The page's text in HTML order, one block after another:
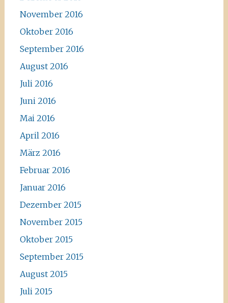
November 2016
Oktober 2016
September 2016
August 2016
Juli 2016
Juni 2016
Mai 2016
April 2016
März 2016
Februar 2016
Januar 2016
Dezember 2015
November 2015
Oktober 2015
September 2015
August 2015
Juli 2015